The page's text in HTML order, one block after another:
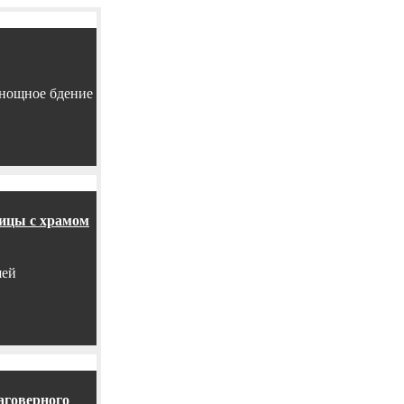
бдение
с храмом